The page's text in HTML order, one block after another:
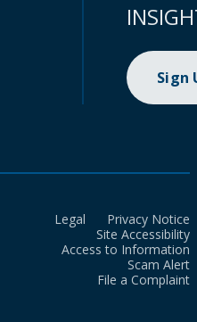
Sign
Legal
Privacy Notice
Site Accessibility
Access to Information
Scam Alert
File a Complaint